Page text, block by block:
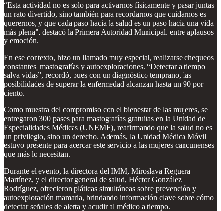
“Esta actividad no es solo para activarnos físicamente y pasar juntas
un rato divertido, sino también para recordarnos que cuidarnos es
querernos, y que cada paso hacia la salud es un paso hacia una vida
más plena”, destacó la Primera Autoridad Municipal, entre aplausos
y emoción.
En ese contexto, hizo un llamado muy especial, realizarse chequeos
constantes, mastografías y autoexploraciones. “Detectar a tiempo
salva vidas”, recordó, pues con un diagnóstico temprano, las
posibilidades de superar la enfermedad alcanzan hasta un 90 por
ciento.
Como muestra del compromiso con el bienestar de las mujeres, se
entregaron 300 pases para mastografías gratuitas en la Unidad de
Especialidades Médicas (UNEME), reafirmando que la salud no es
un privilegio, sino un derecho. Además, la Unidad Médica Móvil
estuvo presente para acercar este servicio a las mujeres cancunenses
que más lo necesitan.
Durante el evento, la directora del IMM, Miroslava Reguera
Martínez, y el director general de salud, Héctor González
Rodríguez, ofrecieron pláticas simultáneas sobre prevención y
autoexploración mamaria, brindando información clave sobre cómo
detectar señales de alerta y acudir al médico a tiempo.